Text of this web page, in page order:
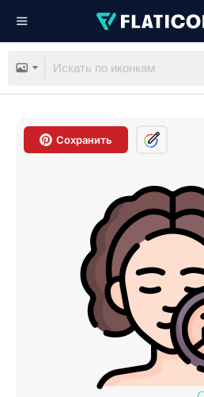
Сохранить